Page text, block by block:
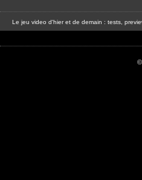
Le jeu video d'hier et de demain : tests,
©